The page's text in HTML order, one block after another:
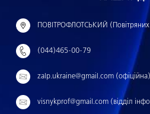
й
:
ПОВІТРОФЛОТСЬКИЙ
(044)465-00-79
zalp.ukraine@gmail.com (офіційна)
visnykprof@gmail.com (відділ